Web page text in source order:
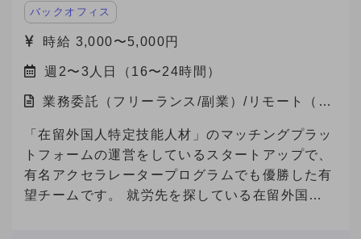
造業と旅行プラットフォームの領域で革新を起こ
すスタートアップ企業です。 主力事業である
「Metoree（メトリー）」は、産業用製品に特化
した比較・検索プラットフォームで、 製造業界
のエンジニアや研究者が、最適な製品を選び、効
率的に比較検討できる仕組みを提供しています。
★「産業用製品がすぐにみつかる」というキャッ
チフレーズとともに、製品選定に悩む方々に対し
て「まずはメトリーで検索する」という認知拡大
のためにCM放映中です。
バックオフィス
時給 3,000〜5,000円
週2〜3人日（16〜24時間）
業務委託（フリーランス/副業）/リモート（在
「在留外国人特定技能人材」のマッチングプラッ
トフォームの運営をしているスタートアップで、
有名アクセラレータープログラムでも優勝した有
望チームです。 就労先を探している在留外国人